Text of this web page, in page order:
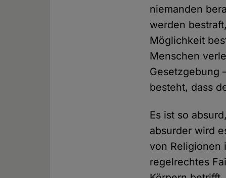
niemanden
werden
Möglichkeit
Menschen
Gesetzgebung
besteht, dass
Es ist so
absurder wird
von Religionen
regelrechtes